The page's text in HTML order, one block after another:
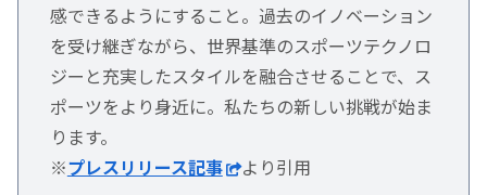
感できるようにすること。過去のイノベーション
を受け継ぎながら、世界基準のスポーツテクノロ
ジーと充実したスタイルを融合させることで、ス
ポーツをより身近に。私たちの新しい挑戦が始ま
ります。
※プレスリリース記事 より引用